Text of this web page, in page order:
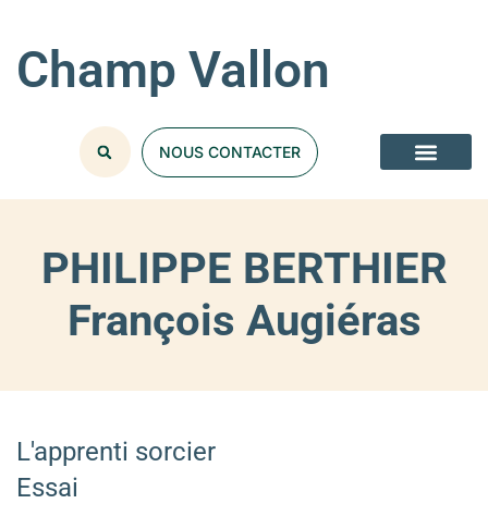
Champ Vallon
NOUS CONTACTER
PHILIPPE BERTHIER
François Augiéras
L'apprenti sorcier
Essai